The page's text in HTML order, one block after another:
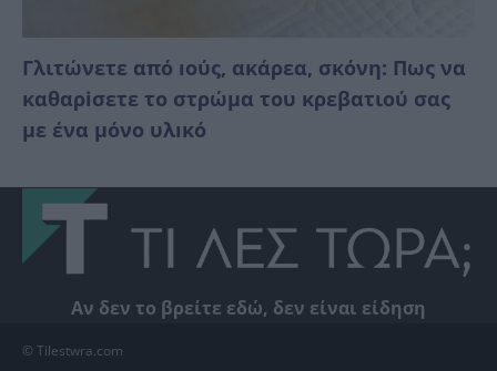
Γλιτώνετε από ıούς, ακάρεα, σκόνη: Πως να
καθαρiσετε το στρώμα του κρεβατιού σας
με ένα μόνο υλıκό
Αν δεν το βρείτε εδώ, δεν είναι είδηση
© Tilestwra.com